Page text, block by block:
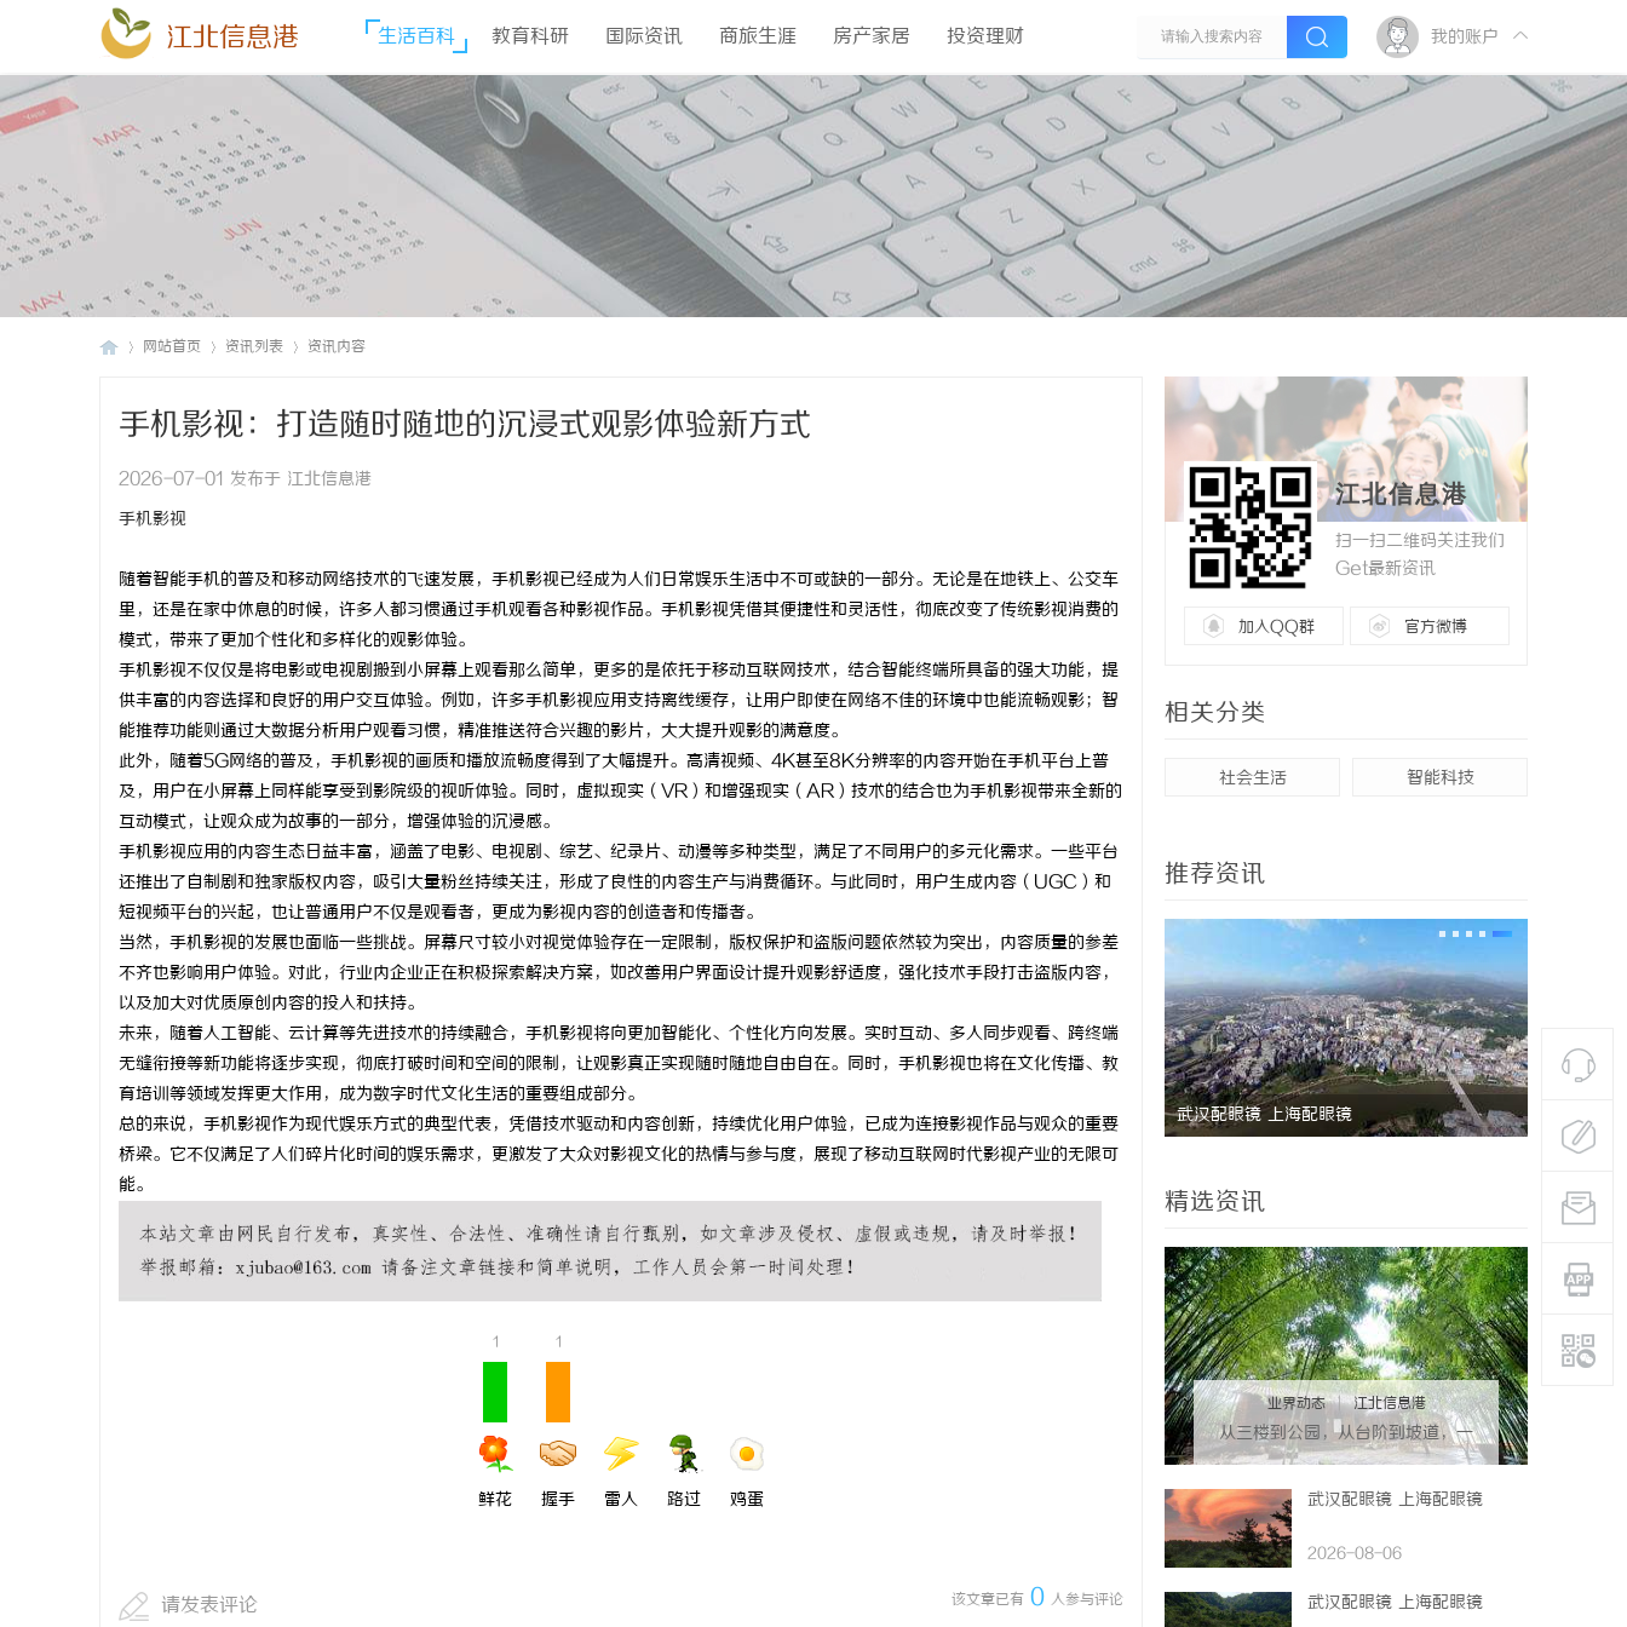
江北信息港 生活百科 教育科研 国际资讯 商旅生涯 房产家居 投资理财 我的账户
网站首页 资讯列表 资讯内容
手机影视：打造随时随地的沉浸式观影体验新方式
2026-07-01 发布于 江北信息港
手机影视
随着智能手机的普及和移动网络技术的飞速发展，手机影视已经成为人们日常娱乐生活中不可或缺的一部分。无论是在地铁上、公交车
里，还是在家中休息的时候，许多人都习惯通过手机观看各种影视作品。手机影视凭借其便捷性和灵活性，彻底改变了传统影视消费的
模式，带来了更加个性化和多样化的观影体验。
手机影视不仅仅是将电影或电视剧搬到小屏幕上观看那么简单，更多的是依托于移动互联网技术，结合智能终端所具备的强大功能，提
供丰富的内容选择和良好的用户交互体验。例如，许多手机影视应用支持离线缓存，让用户即使在网络不佳的环境中也能流畅观影；智
能推荐功能则通过大数据分析用户观看习惯，精准推送符合兴趣的影片，大大提升观影的满意度。
此外，随着5G网络的普及，手机影视的画质和播放流畅度得到了大幅提升。高清视频、4K甚至8K分辨率的内容开始在手机平台上普
及，用户在小屏幕上同样能享受到影院级的视听体验。同时，虚拟现实（VR）和增强现实（AR）技术的结合也为手机影视带来全新的
互动模式，让观众成为故事的一部分，增强体验的沉浸感。
手机影视应用的内容生态日益丰富，涵盖了电影、电视剧、综艺、纪录片、动漫等多种类型，满足了不同用户的多元化需求。一些平台
还推出了自制剧和独家版权内容，吸引大量粉丝持续关注，形成了良性的内容生产与消费循环。与此同时，用户生成内容（UGC）和
短视频平台的兴起，也让普通用户不仅是观看者，更成为影视内容的创造者和传播者。
当然，手机影视的发展也面临一些挑战。屏幕尺寸较小对视觉体验存在一定限制，版权保护和盗版问题依然较为突出，内容质量的参差
不齐也影响用户体验。对此，行业内企业正在积极探索解决方案，如改善用户界面设计提升观影舒适度，强化技术手段打击盗版内容，
以及加大对优质原创内容的投入和扶持。
未来，随着人工智能、云计算等先进技术的持续融合，手机影视将向更加智能化、个性化方向发展。实时互动、多人同步观看、跨终端
无缝衔接等新功能将逐步实现，彻底打破时间和空间的限制，让观影真正实现随时随地自由自在。同时，手机影视也将在文化传播、教
育培训等领域发挥更大作用，成为数字时代文化生活的重要组成部分。
总的来说，手机影视作为现代娱乐方式的典型代表，凭借技术驱动和内容创新，持续优化用户体验，已成为连接影视作品与观众的重要
桥梁。它不仅满足了人们碎片化时间的娱乐需求，更激发了大众对影视文化的热情与参与度，展现了移动互联网时代影视产业的无限可
能。
1
鲜花
1
握手 雷人 路过 鸡蛋
该文章已有 0 人参与评论
请发表评论
江北信息港
扫一扫二维码关注我们
Get最新资讯
加入QQ群 官方微博
相关分类
社会生活 智能科技
推荐资讯
探秘丫丫影院：免费高清电影体验的首选平台 温婉灵动，一眼万年！久匠量身定制的眉眼
唇，才是你整张脸的点睛之笔！淡颜系女生的
气质加分项
全面解析免费信息发布网的优势与使用技巧 武汉配眼镜 上海配眼镜
精选资讯
业界动态 | 江北信息港
从三楼到公园，从台阶到坡道，一
部高续航电动轮椅如何改变生活
武汉配眼镜 上海配眼镜
2026-08-06
武汉配眼镜 上海配眼镜